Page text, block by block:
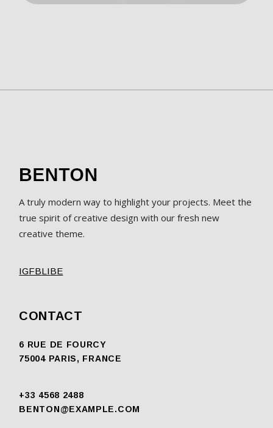
A truly modern way to highlight your projects. Meet the
true spirit of creative design with our fresh new
creative theme.
IGFBLIBE
CONTACT
6 RUE DE FOURCY
75004 PARIS, FRANCE
+33 4568 2488
BENTON@EXAMPLE.COM